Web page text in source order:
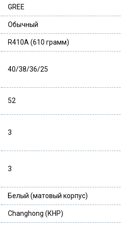
GREE
Обычный
R410A (610 грамм)
40/38/36/25
52
3
3
Белый (матовый корпус)
Changhong (КНР)